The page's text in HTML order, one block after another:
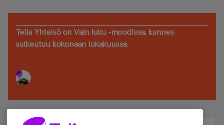
Telia Yhteisö on Vain luku -moodissa, kunnes
sulkeutuu kokonaan lokakuussa